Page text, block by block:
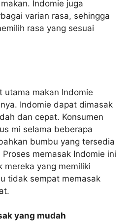
Indomie juga
varian rasa, sehingga
rasa yang sesuai
utama makan Indomie
Indomie dapat dimasak
dan cepat. Konsumen
mi selama beberapa
bumbu yang tersedia
memasak Indomie ini
mereka yang memiliki
tidak sempat memasak
yang mudah